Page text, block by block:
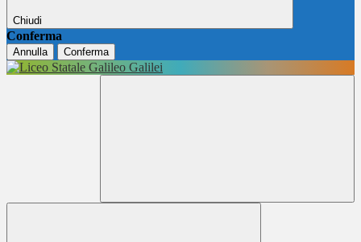
Chiudi
Conferma
Annulla Conferma